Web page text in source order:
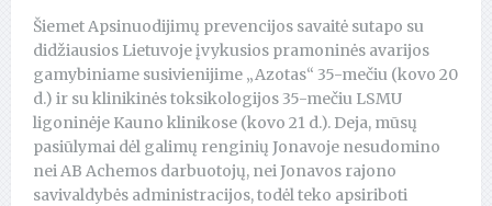
Šiemet Apsinuodijimų prevencijos savaitė sutapo su
didžiausios Lietuvoje įvykusios pramoninės avarijos
gamybiniame susivienijime „Azotas“ 35-mečiu (kovo 20
d.) ir su klinikinės toksikologijos 35-mečiu LSMU
ligoninėje Kauno klinikose (kovo 21 d.). Deja, mūsų
pasiūlymai dėl galimų renginių Jonavoje nesudomino
nei AB Achemos darbuotojų, nei Jonavos rajono
savivaldybės administracijos, todėl teko apsiriboti